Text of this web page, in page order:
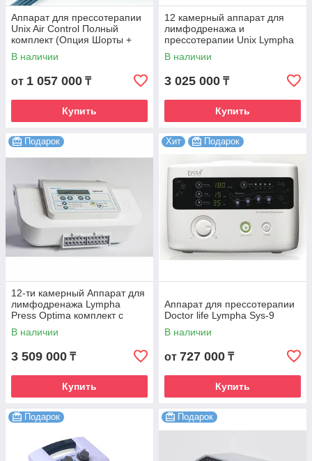
Аппарат для прессотерапии
Unix Air Control Полный
комплект (Опция Шорты +
Опция Рука 2 шт + Т
коннектор)
В наличии
от 1 057 000 ₸
Купить
12 камерный аппарат для
лимфодренажа и
прессотерапии Unix Lympha
Master
В наличии
3 025 000 ₸
Купить
Подарок
12-ти камерный Аппарат для
лимфодренажа Lympha
Press Optima комплект с
комбинезоном
В наличии
3 509 000 ₸
Купить
Хит Подарок
Аппарат для прессотерапии
Doctor life Lympha Sys-9
В наличии
от 727 000 ₸
Купить
Подарок Подарок